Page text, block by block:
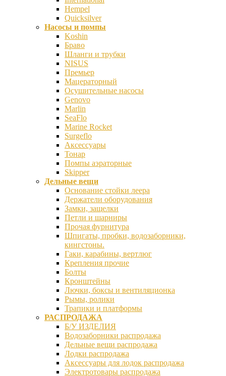
Hempel
Quicksilver
Насосы и помпы
Koshin
Браво
Шланги и трубки
NISUS
Премьер
Мацераторный
Осушительные насосы
Genovo
Marlin
SeaFlo
Marine Rocket
Surgeflo
Аксессуары
Тонар
Помпы аэраторные
Skipper
Дельные вещи
Основание стойки леера
Держатели оборудования
Замки, защелки
Петли и шарниры
Прочая фурнитура
Шпигаты, пробки, водозаборники,
кингстоны.
Гаки, карабины, вертлюг
Крепления прочие
Болты
Кронштейны
Лючки, боксы и вентиляционка
Рымы, ролики
Трапики и платформы
РАСПРОДАЖА
Б/У ИЗДЕЛИЯ
Водозаборники распродажа
Дельные вещи распродажа
Лодки распродажа
Аксессуары для лодок распродажа
Электротовары распродажа